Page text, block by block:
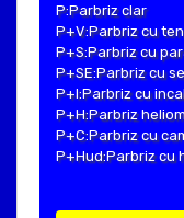
P:Parbriz clar
P+V:Parbriz cu
P+S:Parbriz cu
P+SE:Parbriz cu
P+I:Parbriz cu
P+H:Parbriz
P+C:Parbriz cu
P+Hud:Parbriz cu